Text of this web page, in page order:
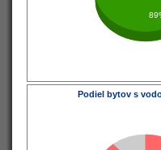
Podiel bytov s